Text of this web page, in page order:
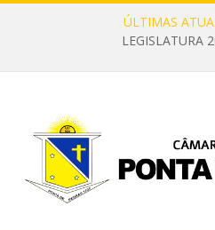
ÚLTIMAS
LEGISLATURA